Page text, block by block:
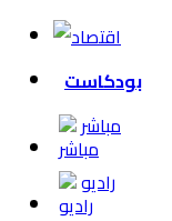
بودكاست
مباشر
راديو